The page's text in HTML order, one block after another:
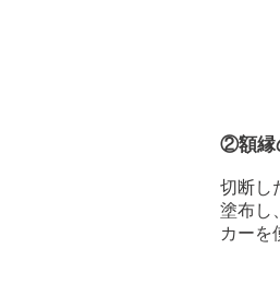
②額縁
切断し
塗布し
カーを